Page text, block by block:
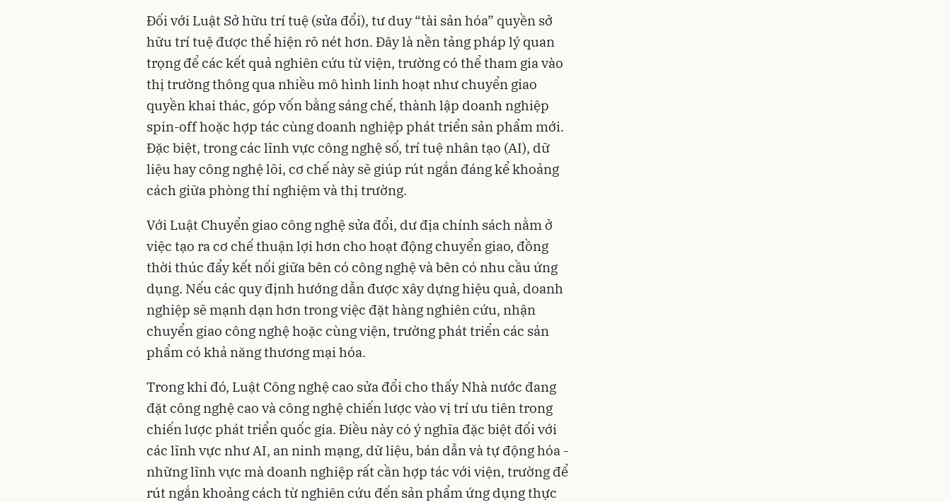
Đối với Luật Sở hữu trí tuệ (sửa đổi), tư duy “tài sản hóa” quyền sở
hữu trí tuệ được thể hiện rõ nét hơn. Đây là nền tảng pháp lý quan
trọng để các kết quả nghiên cứu từ viện, trường có thể tham gia vào
thị trường thông qua nhiều mô hình linh hoạt như chuyển giao
quyền khai thác, góp vốn bằng sáng chế, thành lập doanh nghiệp
spin-off hoặc hợp tác cùng doanh nghiệp phát triển sản phẩm mới.
Đặc biệt, trong các lĩnh vực công nghệ số, trí tuệ nhân tạo (AI), dữ
liệu hay công nghệ lõi, cơ chế này sẽ giúp rút ngắn đáng kể khoảng
cách giữa phòng thí nghiệm và thị trường.
Với Luật Chuyển giao công nghệ sửa đổi, dư địa chính sách nằm ở
việc tạo ra cơ chế thuận lợi hơn cho hoạt động chuyển giao, đồng
thời thúc đẩy kết nối giữa bên có công nghệ và bên có nhu cầu ứng
dụng. Nếu các quy định hướng dẫn được xây dựng hiệu quả, doanh
nghiệp sẽ mạnh dạn hơn trong việc đặt hàng nghiên cứu, nhận
chuyển giao công nghệ hoặc cùng viện, trường phát triển các sản
phẩm có khả năng thương mại hóa.
Trong khi đó, Luật Công nghệ cao sửa đổi cho thấy Nhà nước đang
đặt công nghệ cao và công nghệ chiến lược vào vị trí ưu tiên trong
chiến lược phát triển quốc gia. Điều này có ý nghĩa đặc biệt đối với
các lĩnh vực như AI, an ninh mạng, dữ liệu, bán dẫn và tự động hóa -
những lĩnh vực mà doanh nghiệp rất cần hợp tác với viện, trường để
rút ngắn khoảng cách từ nghiên cứu đến sản phẩm ứng dụng thực